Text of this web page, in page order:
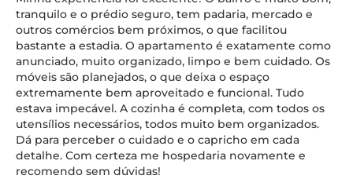
tranquilo e o prédio seguro, tem padaria, mercado e
outros comércios bem próximos, o que facilitou
bastante a estadia. O apartamento é exatamente como
anunciado, muito organizado, limpo e bem cuidado. Os
móveis são planejados, o que deixa o espaço
extremamente bem aproveitado e funcional. Tudo
estava impecável. A cozinha é completa, com todos os
utensílios necessários, todos muito bem organizados.
Dá para perceber o cuidado e o capricho em cada
detalhe. Com certeza me hospedaria novamente e
recomendo sem dúvidas!